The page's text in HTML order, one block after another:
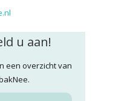
u aan!
een overzicht van